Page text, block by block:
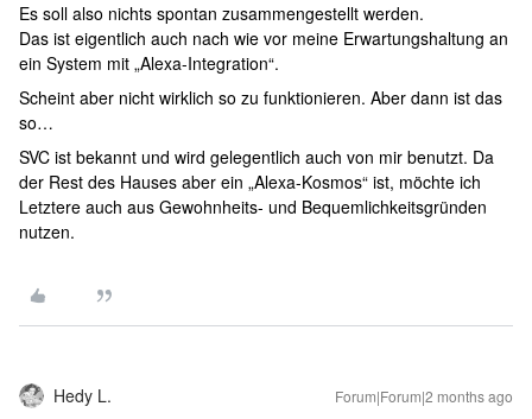
Es soll also nichts spontan zusammengestellt werden.
Das ist eigentlich auch nach wie vor meine Erwartungshaltung an
ein System mit „Alexa-Integration“.
Scheint aber nicht wirklich so zu funktionieren. Aber dann ist das
so…
SVC ist bekannt und wird gelegentlich auch von mir benutzt. Da
der Rest des Hauses aber ein „Alexa-Kosmos“ ist, möchte ich
Letztere auch aus Gewohnheits- und Bequemlichkeitsgründen
nutzen.
Hedy L. Forum|Forum|2 months ago